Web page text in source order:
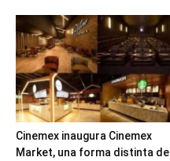
Cinemex inaugura Cinemex
Market, una forma distinta de